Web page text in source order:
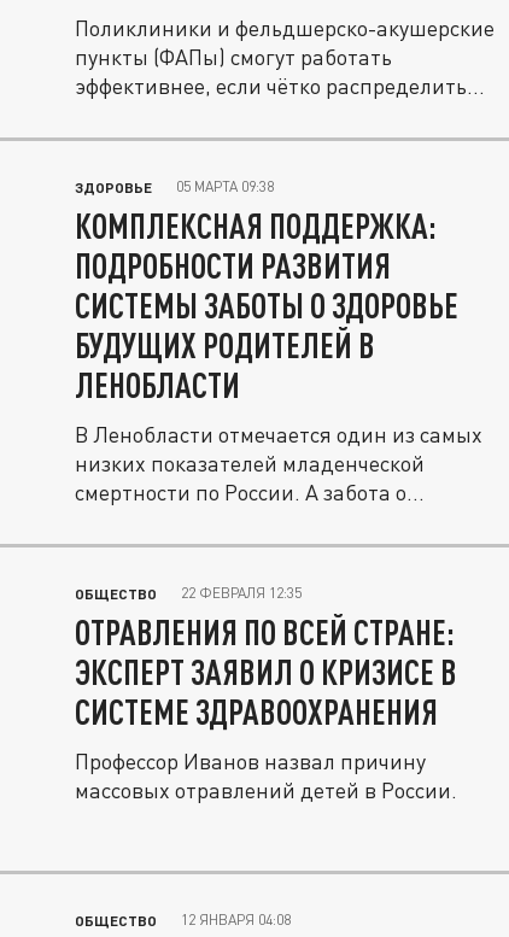
Поликлиники и фельдшерско-акушерские
пункты (ФАПы) смогут работать
эффективнее, если чётко распределить...
ЗДОРОВЬЕ 05 МАРТА 09:38
КОМПЛЕКСНАЯ ПОДДЕРЖКА:
ПОДРОБНОСТИ РАЗВИТИЯ
СИСТЕМЫ ЗАБОТЫ О ЗДОРОВЬЕ
БУДУЩИХ РОДИТЕЛЕЙ В
ЛЕНОБЛАСТИ
В Ленобласти отмечается один из самых
низких показателей младенческой
смертности по России. А забота о...
ОБЩЕСТВО 22 ФЕВРАЛЯ 12:35
ОТРАВЛЕНИЯ ПО ВСЕЙ СТРАНЕ:
ЭКСПЕРТ ЗАЯВИЛ О КРИЗИСЕ В
СИСТЕМЕ ЗДРАВООХРАНЕНИЯ
Профессор Иванов назвал причину
массовых отравлений детей в России.
ОБЩЕСТВО 12 ЯНВАРЯ 04:08